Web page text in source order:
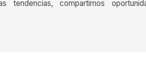
tendencias, compartimos